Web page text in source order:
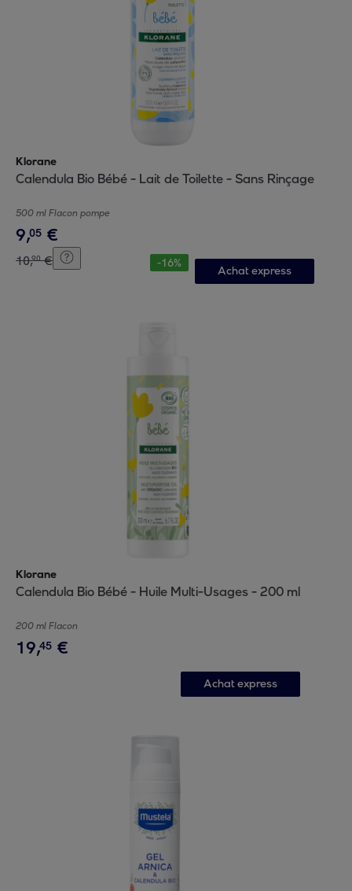
Klorane
Calendula Bio Bébé - Lait de Toilette - Sans Rinçage
500 ml Flacon pompe
9,05 €
10,90 € -16%
Achat express
Klorane
Calendula Bio Bébé - Huile Multi-Usages - 200 ml
200 ml Flacon
19,45 €
Achat express